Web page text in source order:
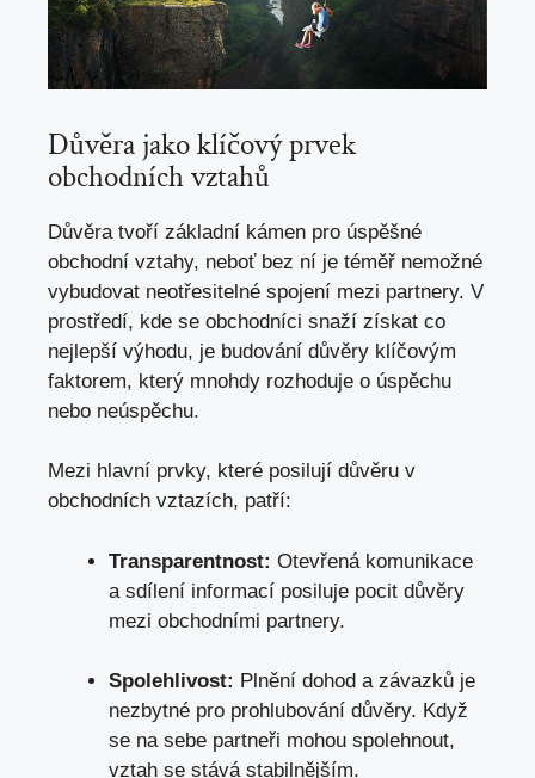
Důvěra jako klíčový prvek
obchodních vztahů
Důvěra tvoří základní kámen pro úspěšné
obchodní vztahy, neboť bez ní je téměř nemožné
vybudovat neotřesitelné spojení mezi partnery. V
prostředí, kde se obchodníci snaží získat co
nejlepší výhodu, je budování důvěry klíčovým
faktorem, který mnohdy rozhoduje o úspěchu
nebo neúspěchu.
Mezi hlavní prvky, které posilují důvěru v
obchodních vztazích, patří:
Transparentnost: Otevřená komunikace
a sdílení informací posiluje pocit důvěry
mezi obchodními partnery.
Spolehlivost: Plnění dohod a závazků je
nezbytné pro prohlubování důvěry. Když
se na sebe partneři mohou spolehnout,
vztah se stává stabilnějším.